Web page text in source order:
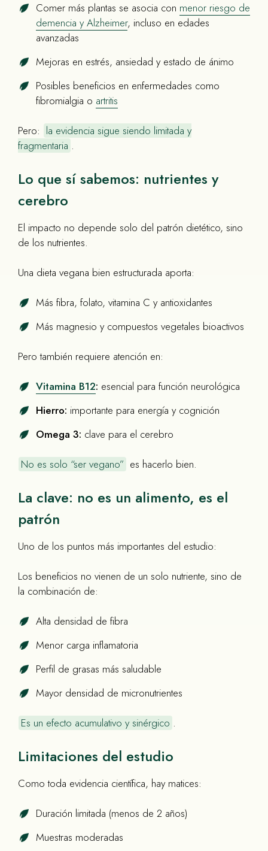
Comer más plantas se asocia con menor riesgo de
demencia y Alzheimer, incluso en edades
avanzadas
Mejoras en estrés, ansiedad y estado de ánimo
Posibles beneficios en enfermedades como
fibromialgia o artritis
Pero: la evidencia sigue siendo limitada y
fragmentaria .
Lo que sí sabemos: nutrientes y
cerebro
El impacto no depende solo del patrón dietético, sino
de los nutrientes.
Una dieta vegana bien estructurada aporta:
Más fibra, folato, vitamina C y antioxidantes
Más magnesio y compuestos vegetales bioactivos
Pero también requiere atención en:
Vitamina B12: esencial para función neurológica
Hierro: importante para energía y cognición
Omega 3: clave para el cerebro
No es solo “ser vegano” es hacerlo bien.
La clave: no es un alimento, es el
patrón
Uno de los puntos más importantes del estudio:
Los beneficios no vienen de un solo nutriente, sino de
la combinación de:
Alta densidad de fibra
Menor carga inflamatoria
Perfil de grasas más saludable
Mayor densidad de micronutrientes
Es un efecto acumulativo y sinérgico .
Limitaciones del estudio
Como toda evidencia científica, hay matices:
Duración limitada (menos de 2 años)
Muestras moderadas